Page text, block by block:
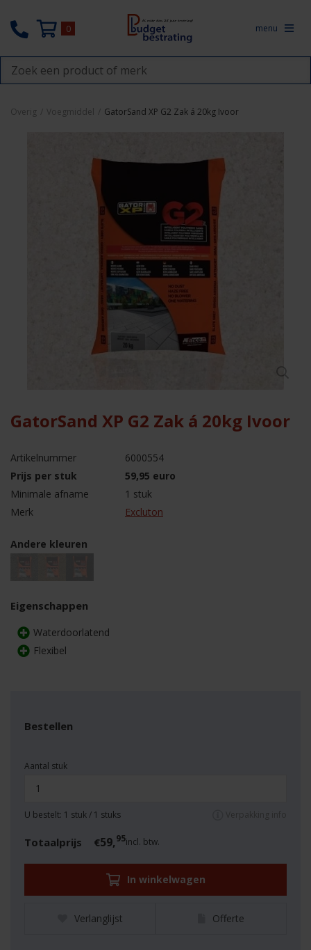
0 menu
Overig Voegmiddel GatorSand XP G2 Zak á 20kg Ivoor
GatorSand XP G2 Zak á 20kg Ivoor
Artikelnummer
6000554
Prijs per stuk
59,95 euro
Minimale afname
1 stuk
Merk
Excluton
Andere kleuren
Eigenschappen
Waterdoorlatend
Flexibel
Bestellen
Aantal stuk
U bestelt: 1 stuk / 1 stuks Verpakking info
Totaalprijs €59,95incl. btw.
In winkelwagen
Verlanglijst Offerte